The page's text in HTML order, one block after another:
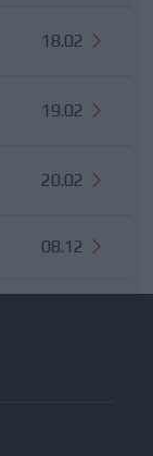
18.02
19.02
20.02
08.12